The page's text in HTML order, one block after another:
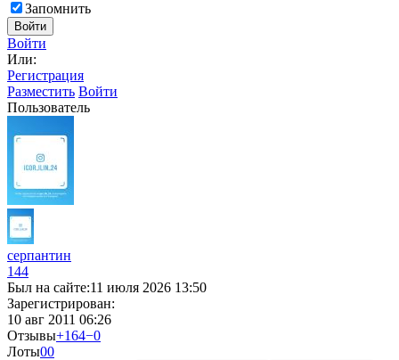
Запомнить
Войти
Войти
Или:
Регистрация
Разместить Войти
Пользователь
серпантин
144
Был на сайте:11 июля 2026 13:50
Зарегистрирован:
10 авг 2011 06:26
Отзывы+164−0
Лоты00